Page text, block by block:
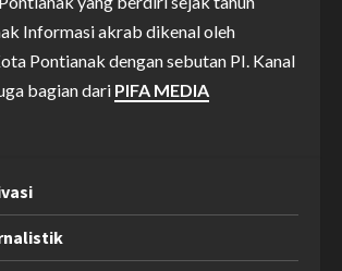
Informasi akrab dikenal oleh
Pontianak dengan sebutan PI. Kanal
bagian dari PIFA MEDIA